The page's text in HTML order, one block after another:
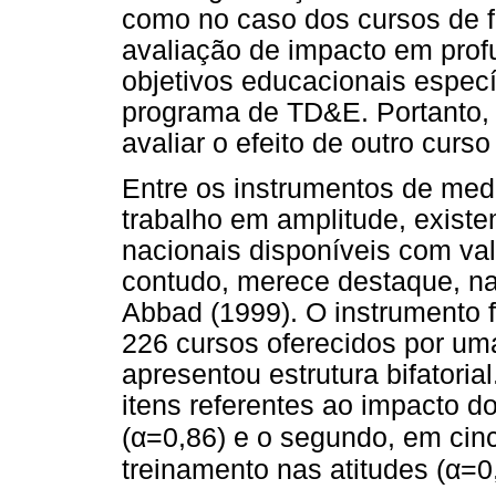
como no caso dos cursos de
avaliação de impacto em
objetivos educacionais
programa de TD&E.
avaliar o efeito de outro
Entre os instrumentos de
trabalho em amplitude,
nacionais disponíveis com
contudo, merece destaque,
Abbad (1999). O
226 cursos oferecidos por
apresentou estrutura
itens referentes ao impacto
(α=0,86) e o segundo, em
treinamento nas atitudes (α